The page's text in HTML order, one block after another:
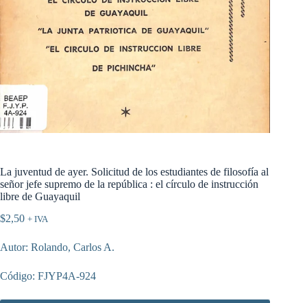
La juventud de ayer. Solicitud de los estudiantes de filosofía al
señor jefe supremo de la república : el círculo de instrucción
libre de Guayaquil
$2,50 + IVA
Autor: Rolando, Carlos A.
Código: FJYP4A-924